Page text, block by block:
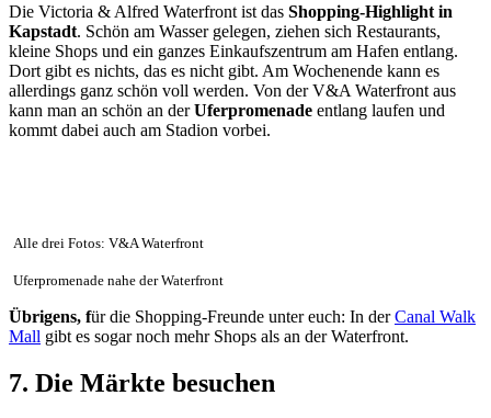
Die Victoria & Alfred Waterfront ist das Shopping-Highlight in
Kapstadt. Schön am Wasser gelegen, ziehen sich Restaurants,
kleine Shops und ein ganzes Einkaufszentrum am Hafen entlang.
Dort gibt es nichts, das es nicht gibt. Am Wochenende kann es
allerdings ganz schön voll werden. Von der V&A Waterfront aus
kann man an schön an derUferpromenade entlang laufen und
kommt dabei auch am Stadion vorbei.
Alle drei Fotos: V&A Waterfront
Uferpromenade nahe der Waterfront
Übrigens, für die Shopping-Freunde unter euch: In derCanal Walk
Mall gibt es sogar noch mehr Shops als an der Waterfront.
7. Die Märkte besuchen